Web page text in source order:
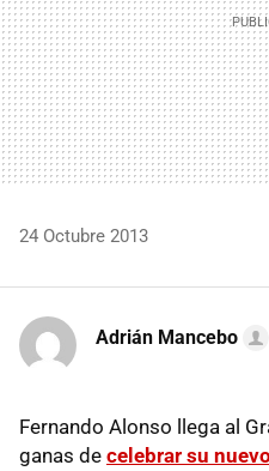
24 Octubre 2013
Adrián Mancebo
Fernando Alonso llega al
ganas de celebrar su